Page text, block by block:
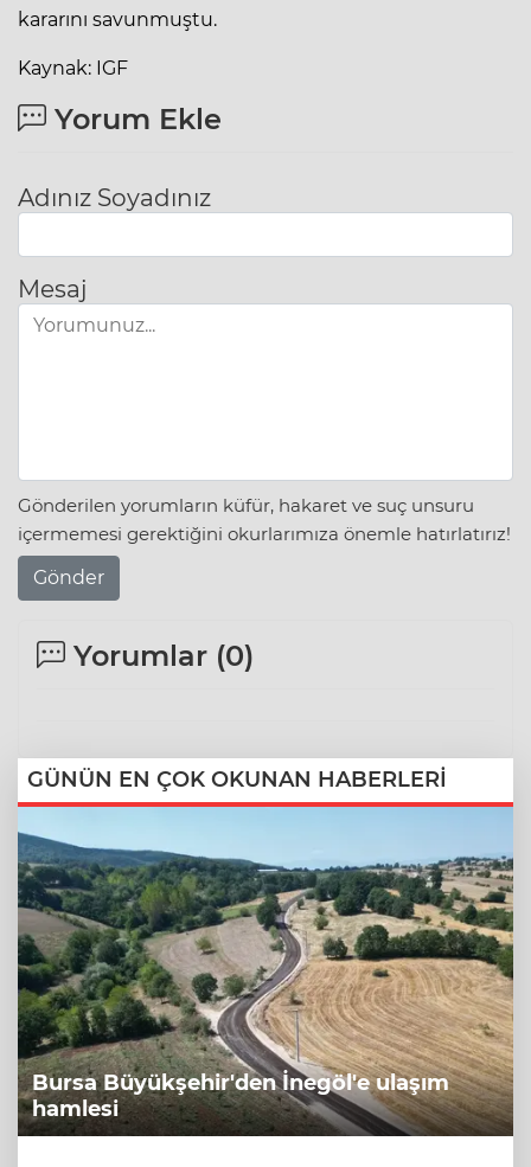
kararını savunmuştu.
Kaynak: IGF
Yorum Ekle
Adınız Soyadınız
Mesaj
Gönderilen yorumların küfür, hakaret ve suç unsuru
içermemesi gerektiğini okurlarımıza önemle hatırlatırız!
Gönder
Yorumlar (0)
GÜNÜN EN ÇOK OKUNAN HABERLERİ
Bursa Büyükşehir'den İnegöl'e ulaşım
hamlesi